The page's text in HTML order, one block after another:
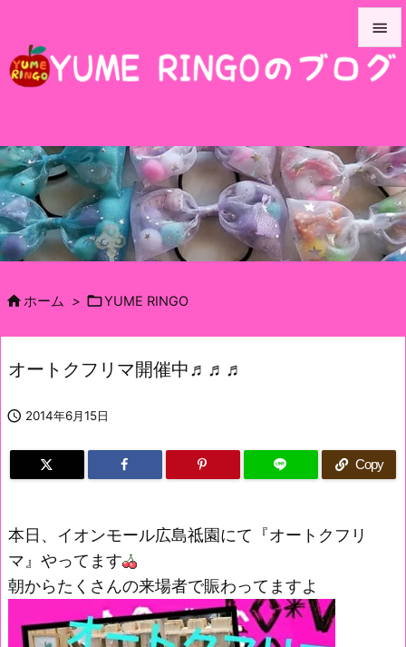



前へ

次へ

ホーム > YUME RINGO
オートクフリマ開催中♬♬♬
 2014年6月15日
Copy
本日、イオンモール広島祗園にて『オートクフリ
マ』やってます
朝からたくさんの来場者で賑わってますよ